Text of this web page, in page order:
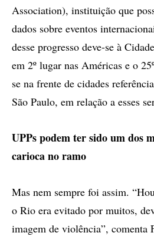
Association), instituição que
dados sobre eventos
desse progresso deve-se à
em 2º lugar nas Américas e o
se na frente de cidades
São Paulo, em relação a esses
UPPs podem ter sido um dos
carioca no ramo
Mas nem sempre foi assim.
o Rio era evitado por muitos,
imagem de violência”, comenta